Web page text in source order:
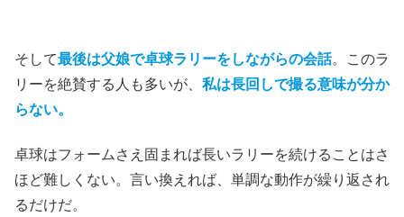
そして最後は父娘で卓球ラリーをしながらの会話。このラ
リーを絶賛する人も多いが、 私は長回しで撮る意味が分か
らない。
卓球はフォームさえ固まれば長いラリーを続けることはさ
ほど難しくない。言い換えれば、単調な動作が繰り返され
るだけだ。